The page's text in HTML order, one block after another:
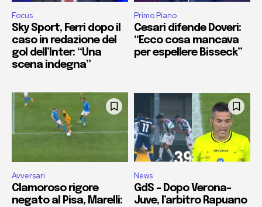
Focus
Sky Sport, Ferri dopo il
caso in redazione del
gol dell’Inter: “Una
scena indegna”
Primo Piano
Cesari difende Doveri:
“Ecco cosa mancava
per espellere Bisseck”
Avversari
Clamoroso rigore
negato al Pisa, Marelli:
News
GdS – Dopo Verona-
Juve, l’arbitro Rapuano